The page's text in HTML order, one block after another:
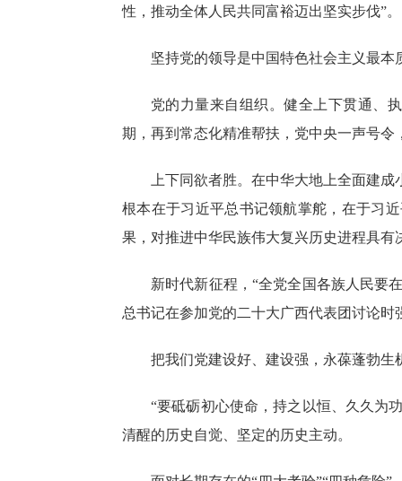
性，推动全体人民共同富裕迈出坚实步伐”。
坚持党的领导是中国特色社会主义最本
党的力量来自组织。健全上下贯通、
期，再到常态化精准帮扶，党中央一声号
上下同欲者胜。在中华大地上全面建
根本在于习近平总书记领航掌舵，在于习
果，对推进中华民族伟大复兴历史进程具有
新时代新征程，“全党全国各族人民要
总书记在参加党的二十大广西代表团讨论时
把我们党建设好、建设强，永葆蓬勃生
“要砥砺初心使命，持之以恒、久久为
清醒的历史自觉、坚定的历史主动。